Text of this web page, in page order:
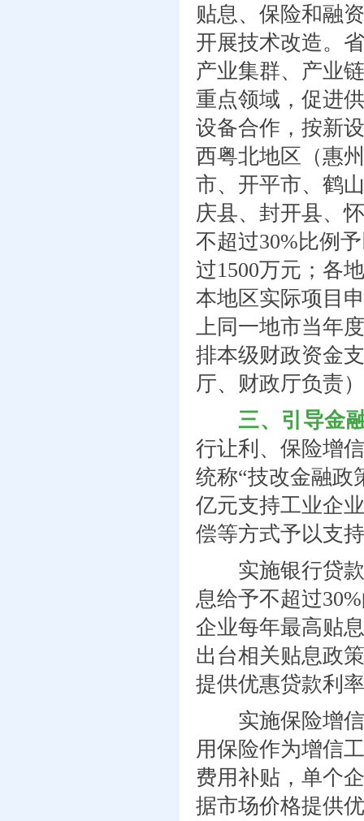
贴息、保险和融
开展技术改造。
产业集群、产业
重点领域，促进
设备合作，按新
西粤北地区（惠
市、开平市、鹤
庆县、封开县、
不超过30%比例
过1500万元；各
本地区实际项目
上同一地市当年
排本级财政资金
厅、财政厅负责）
三、引导金
行让利、保险增
统称“技改金融政
亿元支持工业企
偿等方式予以支
实施银行贷款
息给予不超过
企业每年最高贴
出台相关贴息政
提供优惠贷款利
实施保险增信
用保险作为增信
费用补贴，单个
据市场价格提供